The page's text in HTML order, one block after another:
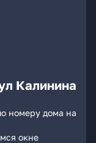
Калинина
номеру дома на
окне